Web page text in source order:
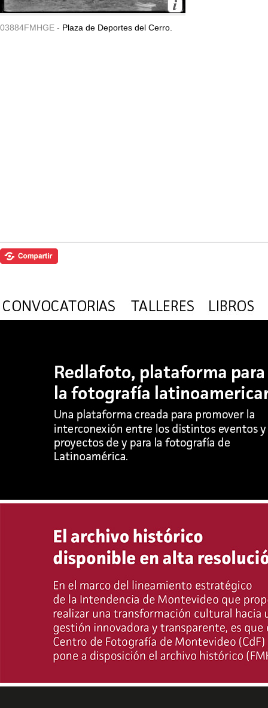
03884FMHGE - Plaza de Deportes del Cerro.